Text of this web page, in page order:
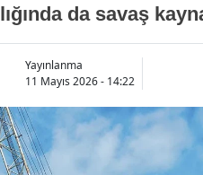
da savaş
Yayınlanma
11 Mayıs 2026 - 14:22